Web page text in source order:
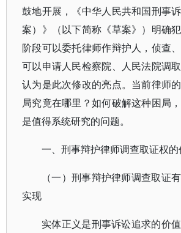
鼓地开展，《中华人民共和国刑事
案）》（以下简称《草案》）明确
阶段可以委托律师作辩护人，侦查
可以申请人民检察院、人民法院调
认为是此次修改的亮点。当前律师
局究竟在哪里？如何破解这种困局
是值得系统研究的问题。
一、刑事辩护律师调查取证权
（一）刑事辩护律师调查取证
实现
实体正义是刑事诉讼追求的价